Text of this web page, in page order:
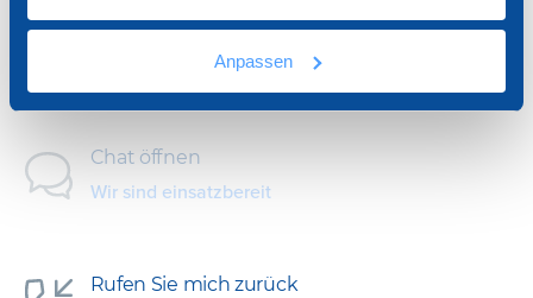
Anpassen
Informationen anfordern
Schreiben Sie uns
Chat öffnen
Wir sind einsatzbereit
Rufen Sie mich zurück